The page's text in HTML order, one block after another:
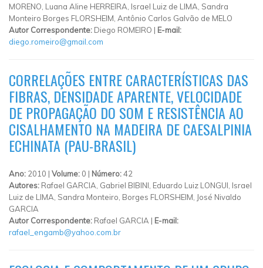
MORENO, Luana Aline HERREIRA, Israel Luiz de LIMA, Sandra
Monteiro Borges FLORSHEIM, Antônio Carlos Galvão de MELO
Autor Correspondente: Diego ROMEIRO | E-mail:
diego.romeiro@gmail.com
CORRELAÇÕES ENTRE CARACTERÍSTICAS DAS
FIBRAS, DENSIDADE APARENTE, VELOCIDADE
DE PROPAGAÇÃO DO SOM E RESISTÊNCIA AO
CISALHAMENTO NA MADEIRA DE CAESALPINIA
ECHINATA (PAU-BRASIL)
Ano: 2010 | Volume: 0 | Número:42
Autores: Rafael GARCIA, Gabriel BIBINI, Eduardo Luiz LONGUI, Israel
Luiz de LIMA, Sandra Monteiro, Borges FLORSHEIM, José Nivaldo
GARCIA
Autor Correspondente: Rafael GARCIA | E-mail:
rafael_engamb@yahoo.com.br